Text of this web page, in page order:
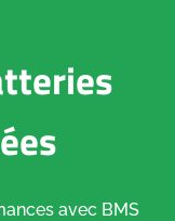
avec BMS